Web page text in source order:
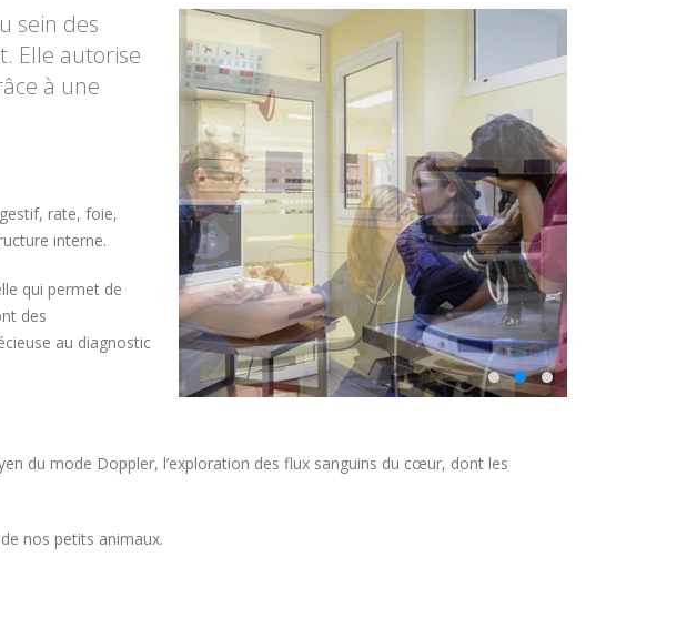
sein des
Elle autorise
à une
rate, foie,
interne.
qui permet de
des
au diagnostic
du mode Doppler, l’exploration des flux sanguins du cœur, dont les
nos petits animaux.